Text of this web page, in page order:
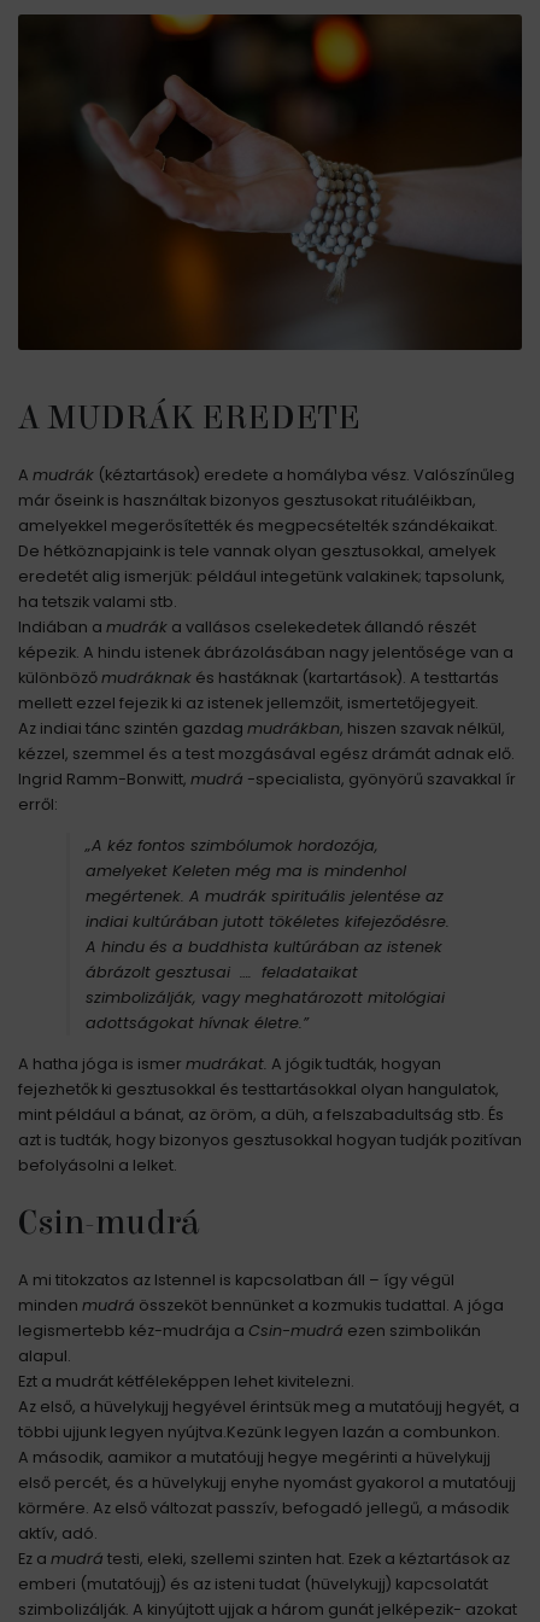
A MUDRÁK EREDETE
A mudrák (kéztartások) eredete a homályba vész. Valószínűleg
már őseink is használtak bizonyos gesztusokat rituáléikban,
amelyekkel megerősítették és megpecsételték szándékaikat.
De hétköznapjaink is tele vannak olyan gesztusokkal, amelyek
eredetét alig ismerjük: például integetünk valakinek; tapsolunk,
ha tetszik valami stb.
Indiában a mudrák a vallásos cselekedetek állandó részét
képezik. A hindu istenek ábrázolásában nagy jelentősége van a
különbözőmudráknak és hastáknak (kartartások). A testtartás
mellett ezzel fejezik ki az istenek jellemzőit, ismertetőjegyeit.
Az indiai tánc szintén gazdag mudrákban, hiszen szavak nélkül,
kézzel, szemmel és a test mozgásával egész drámát adnak elő.
Ingrid Ramm-Bonwitt, mudrá -specialista, gyönyörű szavakkal ír
erről:
„A kéz fontos szimbólumok hordozója,
amelyeket Keleten még ma is mindenhol
megértenek. A mudrák spirituális jelentése az
indiai kultúrában jutott tökéletes kifejeződésre.
A hindu és a buddhista kultúrában az istenek
ábrázolt gesztusai …. feladataikat
szimbolizálják, vagy meghatározott mitológiai
adottságokat hívnak életre.”
A hatha jóga is ismer mudrákat. A jógik tudták, hogyan
fejezhetők ki gesztusokkal és testtartásokkal olyan hangulatok,
mint például a bánat, az öröm, a düh, a felszabadultság stb. És
azt is tudták, hogy bizonyos gesztusokkal hogyan tudják pozitívan
befolyásolni a lelket.
Csin-mudrá
A mi titokzatos az Istennel is kapcsolatban áll – így végül
minden mudrá összeköt bennünket a kozmukis tudattal. A jóga
legismertebb kéz-mudrája a Csin-mudrá ezen szimbolikán
alapul.
Ezt a mudrát kétféleképpen lehet kivitelezni.
Az első, a hüvelykujj hegyével érintsük meg a mutatóujj hegyét, a
többi ujjunk legyen nyújtva.Kezünk legyen lazán a combunkon.
A második, aamikor a mutatóujj hegye megérinti a hüvelykujj
első percét, és a hüvelykujj enyhe nyomást gyakorol a mutatóujj
körmére. Az első változat passzív, befogadó jellegű, a második
aktív, adó.
Ez a mudrá testi, eleki, szellemi szinten hat. Ezek a kéztartások az
emberi (mutatóujj) és az isteni tudat (hüvelykujj) kapcsolatát
szimbolizálják. A kinyújtott ujjak a három gunát jelképezik- azokat